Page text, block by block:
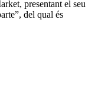
presentant el seu
del qual és